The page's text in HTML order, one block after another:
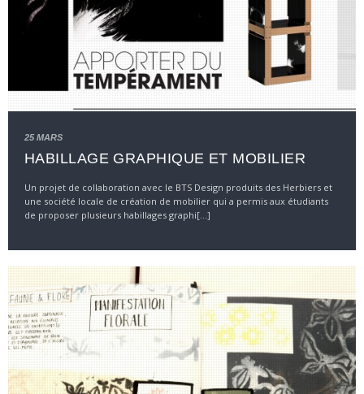
25 MARS
HABILLAGE GRAPHIQUE ET MOBILIER
Un projet de collaboration avec le BTS Design produits des Herbiers et
une société locale de création de mobilier qui a permis aux étudiants
de proposer plusieurs habillages graphi[...]